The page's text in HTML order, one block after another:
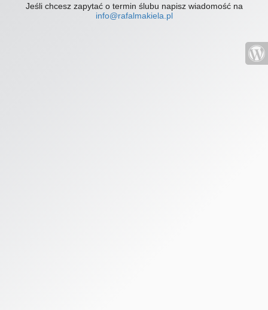
Jeśli chcesz zapytać o termin ślubu napisz wiadomość na
info@rafalmakiela.pl